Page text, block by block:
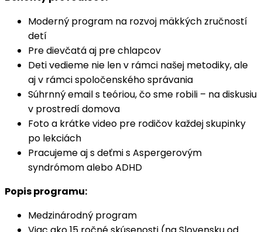
Moderný program na rozvoj mäkkých zručností
detí
Pre dievčatá aj pre chlapcov
Deti vedieme nie len v rámci našej metodiky, ale
aj v rámci spoločenského správania
Súhrnný email s teóriou, čo sme robili – na diskusiu
v prostredí domova
Foto a krátke video pre rodičov každej skupinky
po lekciách
Pracujeme aj s deťmi s Aspergerovým
syndrómom alebo ADHD
Popis programu:
Medzinárodný program